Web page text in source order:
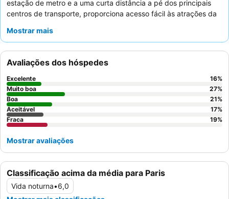
estação de metro e a uma curta distância a pé dos principais
centros de transporte, proporciona acesso fácil às atrações da
significativa de
consistentemente a
equipa de receção simpática e prestável
que melhora a estadia geral com a sua atenção e conselhos.
Para uma experiência mais confortável, considere pedir um
quarto virado para o pátio tranquilo para minimizar o ruído.
Mostrar mais
Classificação acima da média para Paris
Vida noturna•6,0
Avaliações dos hóspedes
Excelente 16%
Muito boa
27%
Boa
21%
Aceitável
17%
Fraca
19%
Mostrar avaliações